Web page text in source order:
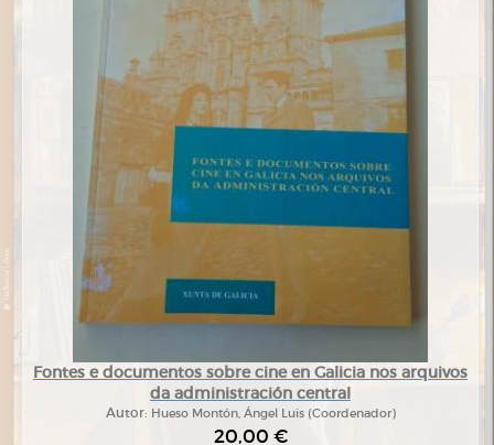
Fontes e documentos sobre cine en Galicia nos arquivos
da administración central
Autor: Hueso Montón, Ángel Luis (Coordenador)
20,00 €